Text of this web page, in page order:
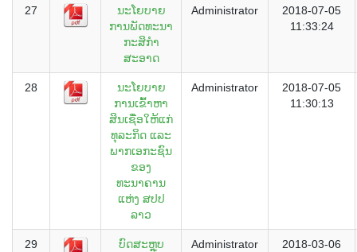
27
ນະໂຍບາຍ
ການພັດທະນາ
ກະສິກຳ
ສະອາດ
Administrator
2018-07-05
11:33:24
28
ນະໂຍບາຍ
ການເຂົ້າຫາ
ສິນເຊື່ອໃຫ້ແກ່
ທຸລະກິດ ແລະ
ພາກເອກະຊົນ
ຂອງ
ທະນາຄານ
ແຫ່ງ ສປປ
ລາວ
Administrator
2018-07-05
11:30:13
29
ບົດສະຫຼຸບ
Administrator
2018-03-06